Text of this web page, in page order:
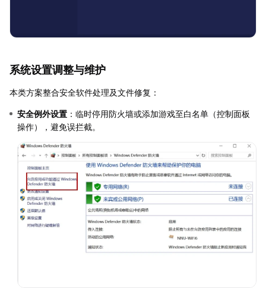
系统设置调整与维护
本类方案整合安全软件处理及文件修复：
安全例外设置 ：临时停用防火墙或添加游戏至白名单（控制面板
操作），避免误拦截。